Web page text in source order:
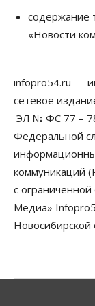
содержание
«Новости
infopro54.ru —
сетевое
ЭЛ № ФС 77 –
Федеральной
коммуникаций
с
Медиа»
Новосибирской